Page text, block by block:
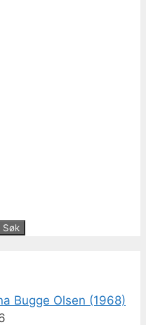
Bugge Olsen (1968)